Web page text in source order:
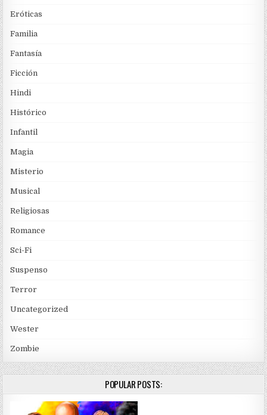
Eróticas
Familia
Fantasía
Ficción
Hindi
Histórico
Infantil
Magia
Misterio
Musical
Religiosas
Romance
Sci-Fi
Suspenso
Terror
Uncategorized
Wester
Zombie
POPULAR POSTS: